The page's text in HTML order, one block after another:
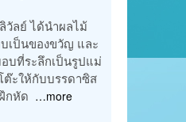
ลย์ ได้นำผลไม้
เป็นของขวัญ และ
บที่ระลึกเป็นรูปแม่
ะให้กับบรรดาซิส
กหัด …more